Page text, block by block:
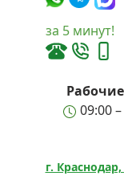
за 5 минут!
09:00
г.